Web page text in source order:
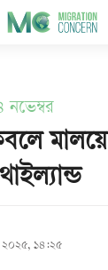
নভেম্বর
২০২৫, ১৪:২৫